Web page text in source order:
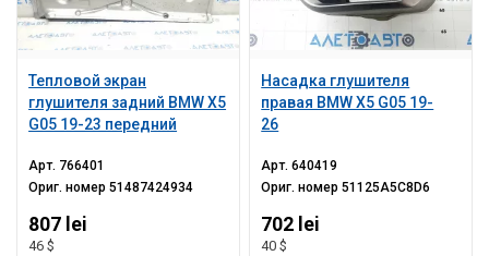
Тепловой экран
глушителя задний BMW X5
G05 19-23 передний
Арт. 766401
Ориг. номер51487424934
807 lei
46 $
Насадка глушителя
правая BMW X5 G05 19-
26
Арт.640419
Ориг. номер51125A5C8D6
702 lei
40 $